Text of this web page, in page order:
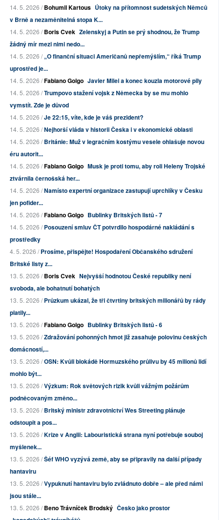
14. 5. 2026 /Bohumil Kartous Útoky na přítomnost sudetských Němců
v Brně a nezaměnitelná stopa K...
14. 5. 2026 /Boris Cvek Zelenskyj a Putin se prý shodnou, že Trump
žádný mír mezi nimi nedo...
14. 5. 2026 /„O finanční situaci Američanů nepřemýšlím,“ říká Trump
uprostřed je...
14. 5. 2026 /Fabiano Golgo Javier Milei a konec kouzla motorové pily
14. 5. 2026 /Trumpovo stažení vojsk z Německa by se mu mohlo
vymstít. Zde je důvod
14. 5. 2026 /Je 22:15, víte, kde je váš prezident?
14. 5. 2026 /Nejhorší vláda v historii Česka i v ekonomické oblasti
14. 5. 2026 /Británie: Muž v legračním kostýmu vesele ohlašuje novou
éru autorit...
14. 5. 2026 /Fabiano Golgo Musk je proti tomu, aby roli Heleny Trojské
ztvárnila černošská her...
14. 5. 2026 /Namísto expertní organizace zastupují uprchlíky v Česku
jen pofider...
14. 5. 2026 /Fabiano Golgo Bublinky Britských listů - 7
14. 5. 2026 /Posouzení smluv ČT potvrdilo hospodárné nakládání s
prostředky
4. 5. 2026 /Prosíme, přispějte! Hospodaření Občanského sdružení
Britské listy z...
13. 5. 2026 /Boris Cvek Nejvyšší hodnotou České republiky není
svoboda, ale bohatnutí bohatých
13. 5. 2026 /Průzkum ukázal, že tři čtvrtiny britských milionářů by rády
platily...
13. 5. 2026 /Fabiano Golgo Bublinky Britských listů - 6
13. 5. 2026 /Zdražování pohonných hmot již zasahuje polovinu českých
domácností,...
13. 5. 2026 /OSN: Kvůli blokádě Hormuzského průlivu by 45 milionů lidí
mohlo být...
13. 5. 2026 /Výzkum: Rok světových rizik kvůli vážným požárům
podněcovaným změno...
13. 5. 2026 /Britský ministr zdravotnictví Wes Streeting plánuje
odstoupit a pos...
13. 5. 2026 /Krize v Anglii: Labouristická strana nyní potřebuje souboj
myšlenek...
13. 5. 2026 /Šéf WHO vyzývá země, aby se připravily na další případy
hantaviru
13. 5. 2026 /Vypuknutí hantaviru bylo zvládnuto dobře – ale před námi
jsou stále...
13. 5. 2026 /Beno Trávníček Brodský Česko jako prostor